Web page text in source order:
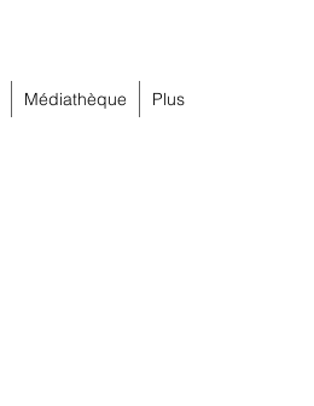
Médiathèque Plus